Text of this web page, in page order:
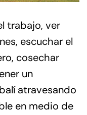
trabajo, ver
escuchar el
cosechar
un
atravesando
en medio de